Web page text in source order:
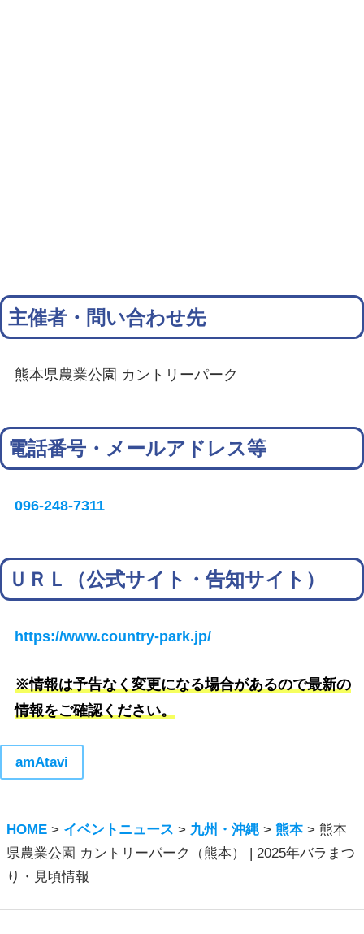
主催者・問い合わせ先
熊本県農業公園 カントリーパーク
電話番号・メールアドレス等
096-248-7311
ＵＲＬ（公式サイト・告知サイト）
https://www.country-park.jp/
※情報は予告なく変更になる場合があるので最新の
情報をご確認ください。
amAtavi
HOME > イベントニュース > 九州・沖縄 >熊本> 熊本
県農業公園 カントリーパーク（熊本） | 2025年バラまつ
り・見頃情報